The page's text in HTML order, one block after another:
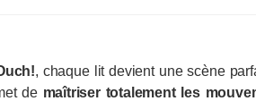
, chaque lit devient une scène
de maîtriser totalement les